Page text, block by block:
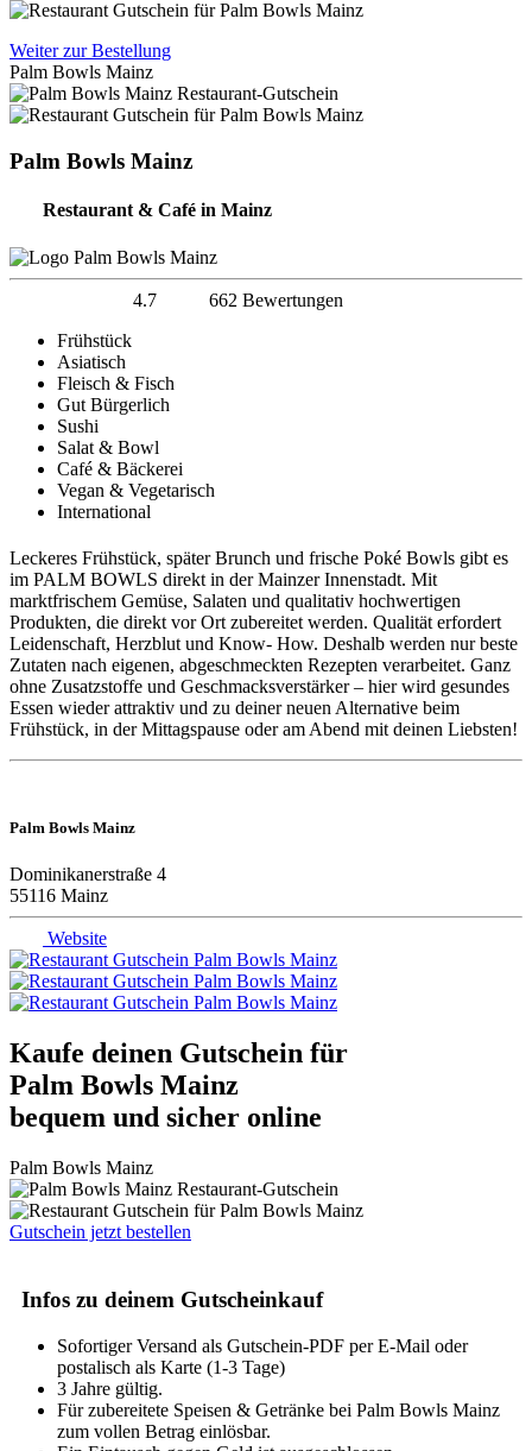
Weiter zur Bestellung
Palm Bowls Mainz
Palm Bowls Mainz
Restaurant & Café in Mainz
4.7
662 Bewertungen
Frühstück
Asiatisch
Fleisch & Fisch
Gut Bürgerlich
Sushi
Salat & Bowl
Café & Bäckerei
Vegan & Vegetarisch
International
Leckeres Frühstück, später Brunch und frische Poké Bowls gibt es
im PALM BOWLS direkt in der Mainzer Innenstadt. Mit
marktfrischem Gemüse, Salaten und qualitativ hochwertigen
Produkten, die direkt vor Ort zubereitet werden. Qualität erfordert
Leidenschaft, Herzblut und Know- How. Deshalb werden nur beste
Zutaten nach eigenen, abgeschmeckten Rezepten verarbeitet. Ganz
ohne Zusatzstoffe und Geschmacksverstärker – hier wird gesundes
Essen wieder attraktiv und zu deiner neuen Alternative beim
Frühstück, in der Mittagspause oder am Abend mit deinen Liebsten!
Palm Bowls Mainz
Dominikanerstraße 4
55116 Mainz
Website
Kaufe deinen Gutschein für
Palm Bowls Mainz
bequem und sicher online
Palm Bowls Mainz
Gutschein jetzt bestellen
Infos zu deinem Gutscheinkauf
Sofortiger Versand als Gutschein-PDF per E-Mail oder
postalisch als Karte (1-3 Tage)
3 Jahre gültig.
Für zubereitete Speisen & Getränke bei Palm Bowls Mainz
zum vollen Betrag einlösbar.